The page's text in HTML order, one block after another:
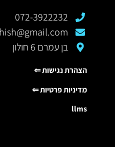
072-3922232
בן עמרם 6 חולון
הצהרת נגישות ⇐
מדיניות פרטיות ⇐
llms